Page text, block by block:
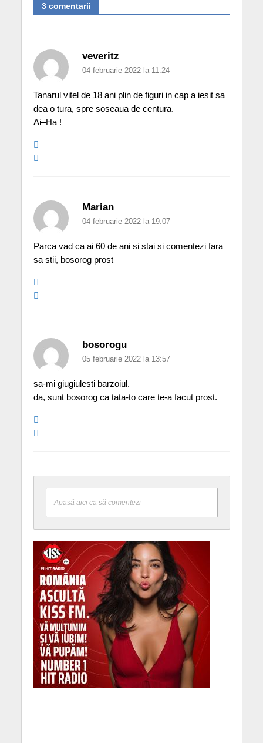
3 comentarii
veveritz
04 februarie 2022 la 11:24
Tanarul vitel de 18 ani plin de figuri in cap a iesit sa
dea o tura, spre soseaua de centura.
Ai–Ha !
Marian
04 februarie 2022 la 19:07
Parca vad ca ai 60 de ani si stai si comentezi fara
sa stii, bosorog prost
bosorogu
05 februarie 2022 la 13:57
sa-mi giugiulesti barzoiul.
da, sunt bosorog ca tata-to care te-a facut prost.
Apasă aici ca să comentezi